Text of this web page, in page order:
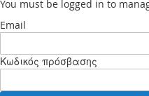
You must be logged in to
Email
Κωδικός πρόσβασης